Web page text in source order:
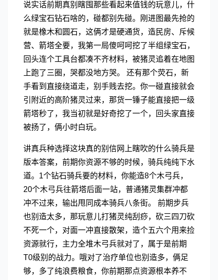
说实话前期真别瞎囤那些看起来值钱的玩意儿，什
么绿宝石钻石啥的，碰都别先碰。刚进图最先抢的
就是橡木和圆石，这俩才是硬通货，造民房、斥候
营、箭塔全要，我第一局傻呵呵挖了半组绿宝石，
回头连个工具台都凑不齐材料，被猪灵追着在地图
上跑了三圈，哭都没地方哭。 还有那个荧石，新
手看到直接绕道走，别手贱去挖。你一碰直接就会
引附近的高阶猪灵过来，那货一锤子能直接把一级
箭塔秒了，我当初就是好奇挖了一个，回头家直接
被扬了，俩小时白玩。
讲真兵种选择这块真的别信网上瞎吹的什么骑兵是
版本答案，前期你资源不够的时候，骑兵纯纯下水
道。1个钻石骑兵要的材料，你能造8个木弓兵，
20个木弓兵往箭塔后面一站，普通猪灵集群冲都
冲不过来，输出甩同成本骑兵八条街。 前期步兵
也别造太多，那玩意儿打猪灵纯刮痧，砍三四刀砍
不死一个，对面一冲直接散架，造个五六个用来捡
资源就行，主力全堆木弓兵就对了，属于是前期
T0级别的战力。哦对了治疗单位也别造多，俩足
够，多了纯浪费粮食，你前期那点资源根本养不